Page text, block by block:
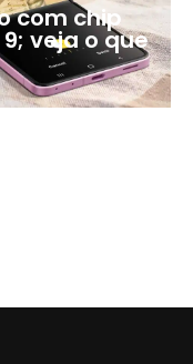
com chip
veja o que